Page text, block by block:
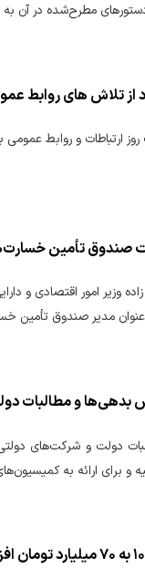
دستورهای مطرح‌شده در آن
از تلاش های روابط
ارتباطات و روابط
خسارت‌های بدنی ابقا شد/
وزیر امور اقتصادی و
مدیر صندوق تأمین
بدهی‌ها و مطالبات
و برای ارائه به